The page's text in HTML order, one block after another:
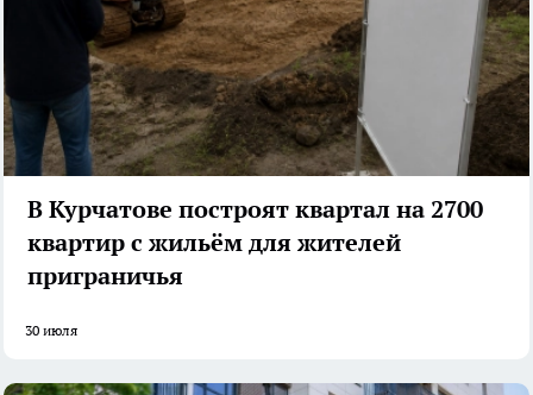
В Курчатове построят квартал на 2700
квартир с жильём для жителей
приграничья
30 июля